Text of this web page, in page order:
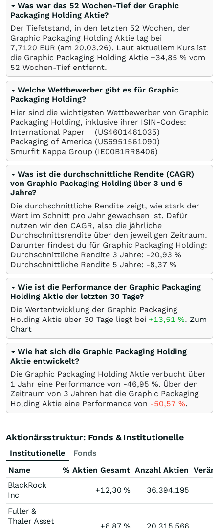
Was war das 52 Wochen-Tief der Graphic
Packaging Holding Aktie?
Der Tiefststand, in den letzten 52 Wochen, der
Graphic Packaging Holding Aktie lag bei
7,7120 EUR (am 20.03.26). Laut aktuellem Kurs ist
die Graphic Packaging Holding Aktie +34,85 % vom
52 Wochen-Tief entfernt.
Welche Wettbewerber gibt es für Graphic
Packaging Holding?
Hier sind die wichtigsten Wettbewerber von Graphic
Packaging Holding, inklusive ihrer ISIN-Codes:
International Paper
(US4601461035)
Packaging of America (US6951561090)
Smurfit Kappa Group (IE00B1RR8406)
Was ist die durchschnittliche Rendite (CAGR)
von Graphic Packaging Holding über 3 und 5
Jahre?
Die durchschnittliche Rendite zeigt, wie stark der
Wert im Schnitt pro Jahr gewachsen ist. Dafür
nutzen wir den CAGR, also die jährliche
Durchschnittsrendite über den jeweiligen Zeitraum.
Darunter findest du für Graphic Packaging Holding:
Durchschnittliche Rendite 3 Jahre: -20,93 %
Durchschnittliche Rendite 5 Jahre: -8,37 %
Wie ist die Performance der Graphic Packaging
Holding Aktie der letzten 30 Tage?
Die Wertentwicklung der Graphic Packaging
Holding Aktie über 30 Tage liegt bei +13,51 %. Zum
Chart
Wie hat sich die Graphic Packaging Holding
Aktie entwickelt?
Die Graphic Packaging Holding Aktie verbucht über
1 Jahr eine Performance von -46,95 %. Über den
Zeitraum von 3 Jahren hat die Graphic Packaging
Holding Aktie eine Performance von -50,57 %.
Aktionärsstruktur: Fonds & Institutionelle
Institutionelle
Fonds
Name
% Aktien Gesamt Anzahl Aktien
BlackRock
Inc
+12,30% 36.394.195
Fuller &
Thaler Asset
+6,87% 20.315.566